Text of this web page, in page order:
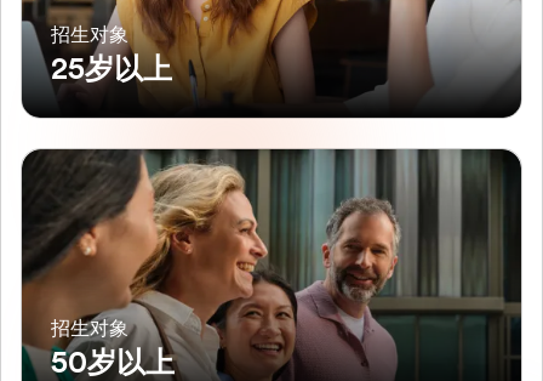
招生对象
25岁以上
招生对象
50岁以上